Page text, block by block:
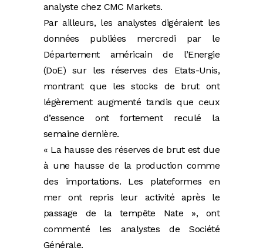
analyste chez CMC Markets.
Par ailleurs, les analystes digéraient les
données publiées mercredi par le
Département américain de l’Energie
(DoE) sur les réserves des Etats-Unis,
montrant que les stocks de brut ont
légèrement augmenté tandis que ceux
d’essence ont fortement reculé la
semaine dernière.
« La hausse des réserves de brut est due
à une hausse de la production comme
des importations. Les plateformes en
mer ont repris leur activité après le
passage de la tempête Nate », ont
commenté les analystes de Société
Générale.